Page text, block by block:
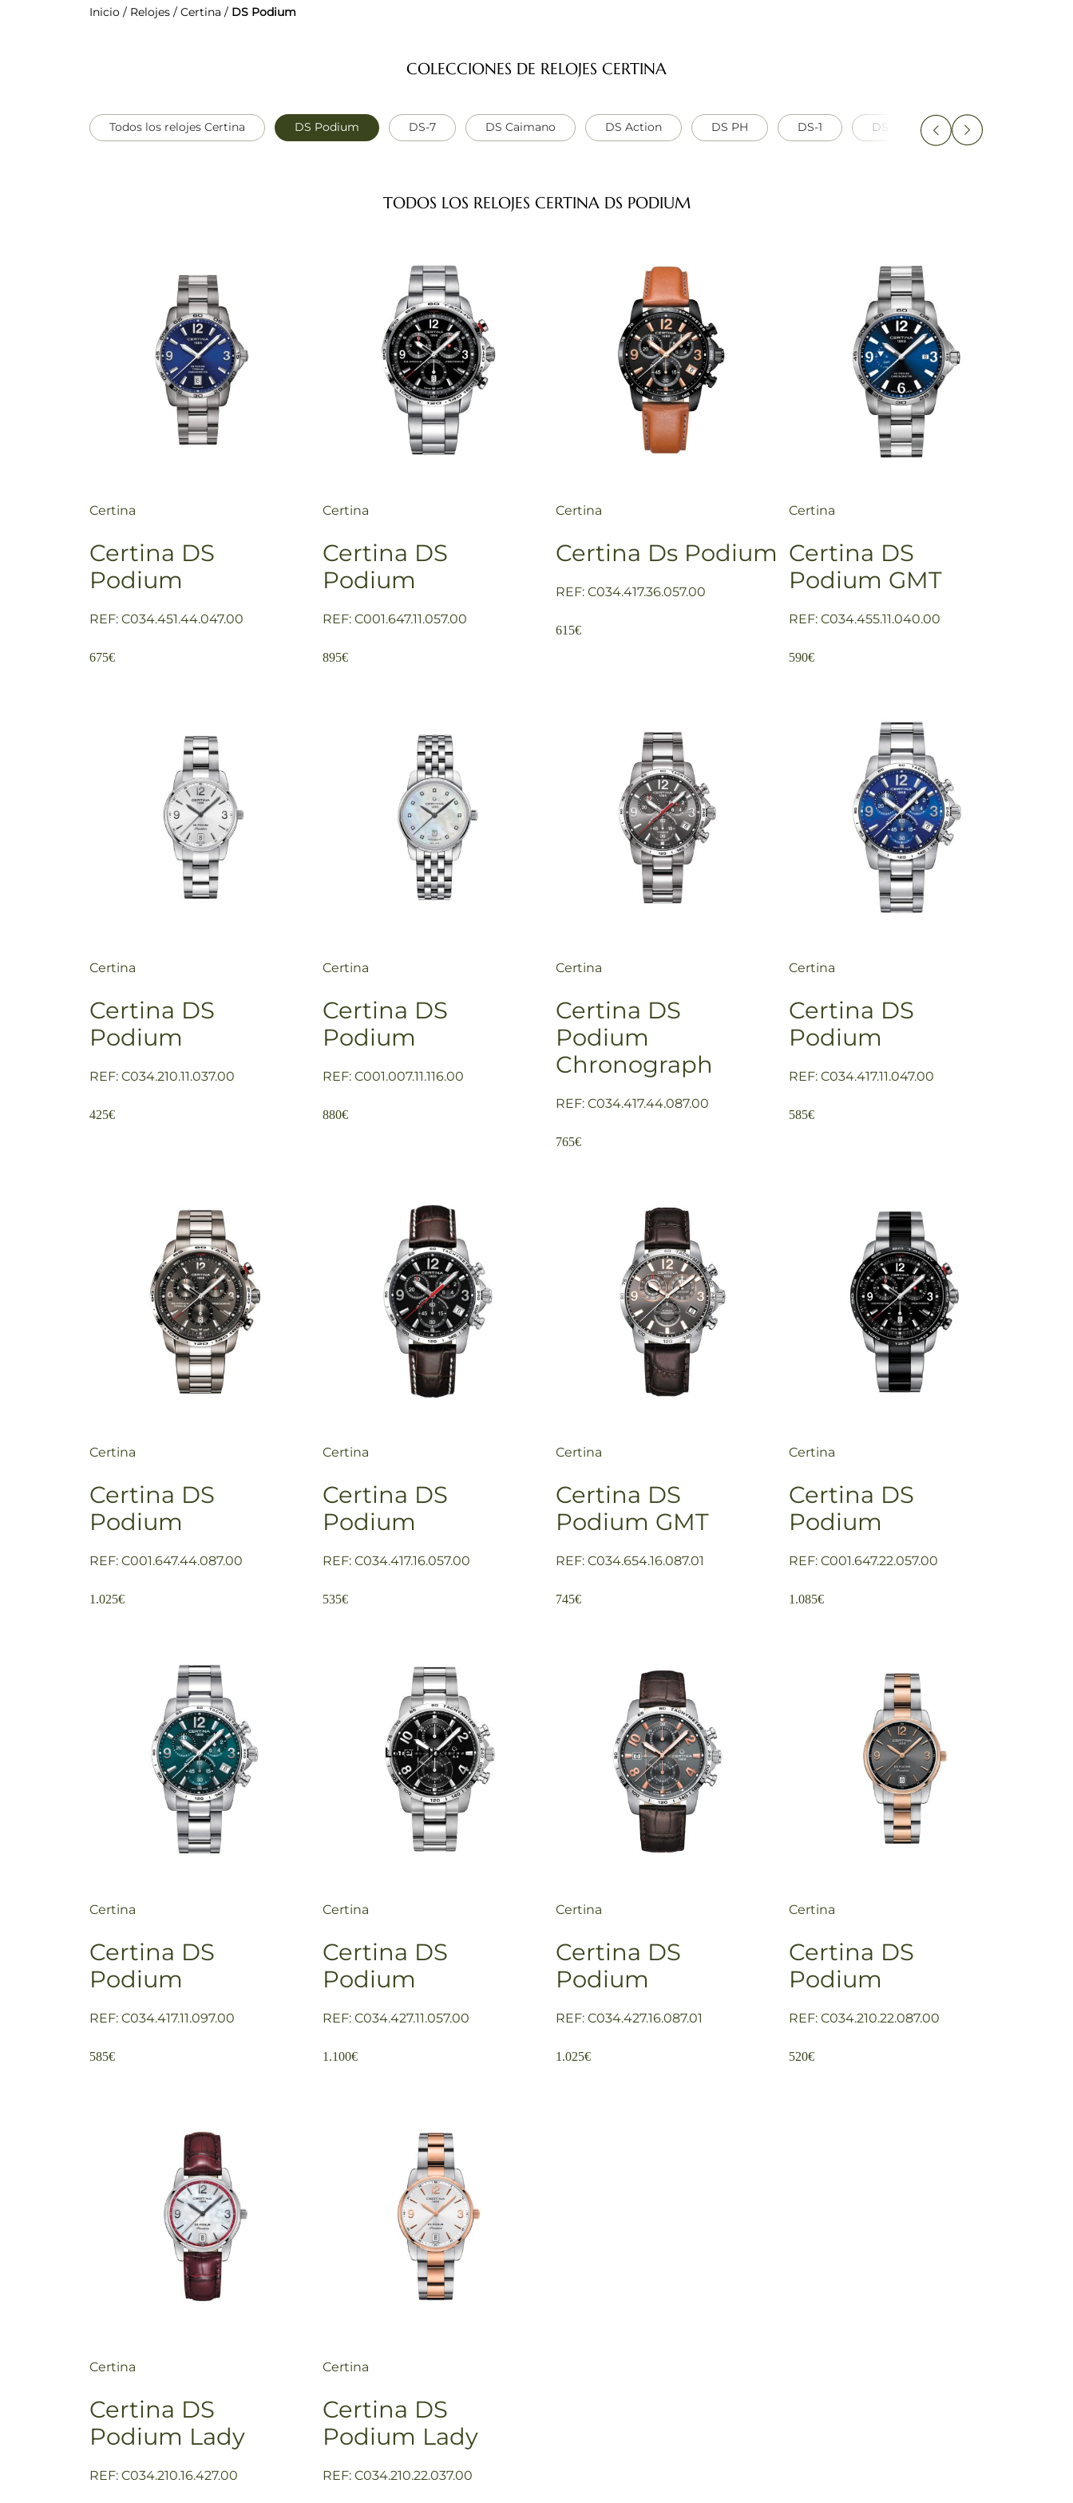
Inicio / Relojes / Certina / DS Podium
COLECCIONES DE RELOJES CERTINA
Todos los relojes Certina DS Podium DS-7 DS Caimano DS Action DS PH DS-1 DS-2 DS-8
TODOS LOS RELOJES CERTINA DS PODIUM
Certina
Certina DS
Podium
REF: C034.451.44.047.00
675€
Certina
Certina DS
Podium
REF: C001.647.11.057.00
895€
Certina
Certina Ds Podium
REF: C034.417.36.057.00
615€
Certina
Certina DS
Podium GMT
REF: C034.455.11.040.00
590€
Certina
Certina DS
Podium
REF: C034.210.11.037.00
425€
Certina
Certina DS
Podium
REF: C001.007.11.116.00
880€
Certina
Certina DS
Podium
Chronograph
REF: C034.417.44.087.00
765€
Certina
Certina DS
Podium
REF: C034.417.11.047.00
585€
Certina
Certina DS
Podium
REF: C001.647.44.087.00
1.025€
Certina
Certina DS
Podium
REF: C034.417.16.057.00
535€
Certina
Certina DS
Podium GMT
REF: C034.654.16.087.01
745€
Certina
Certina DS
Podium
REF: C001.647.22.057.00
1.085€
Certina
Certina DS
Podium
REF: C034.417.11.097.00
585€
Certina
Certina DS
Podium
REF: C034.427.11.057.00
1.100€
Certina
Certina DS
Podium
REF: C034.427.16.087.01
1.025€
Certina
Certina DS
Podium
REF: C034.210.22.087.00
520€
Certina
Certina DS
Podium Lady
REF: C034.210.16.427.00
Certina
Certina DS
Podium Lady
REF: C034.210.22.037.00